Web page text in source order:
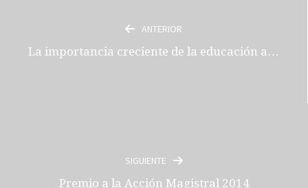
ANTERIOR
La importancia creciente de la educación a…
SIGUIENTE
Premio a la Acción Magistral 2014